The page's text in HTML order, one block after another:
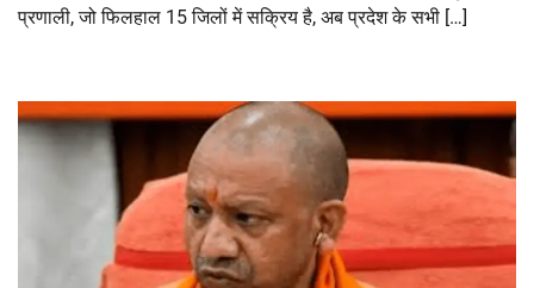
प्रणाली, जो फिलहाल 15 जिलों में सक्रिय है, अब प्रदेश के सभी […]